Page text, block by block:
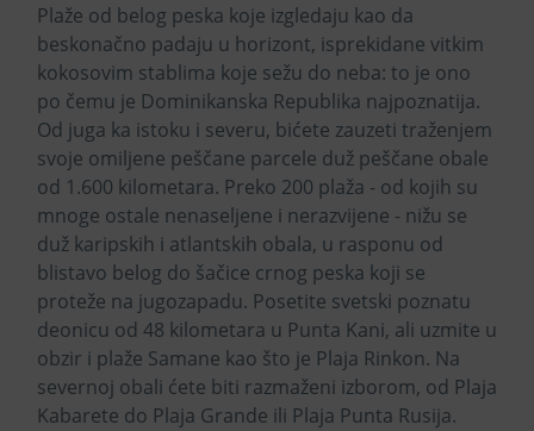
Plaže od belog peska koje izgledaju kao da
beskonačno padaju u horizont, isprekidane vitkim
kokosovim stablima koje sežu do neba: to je ono
po čemu je Dominikanska Republika najpoznatija.
Od juga ka istoku i severu, bićete zauzeti traženjem
svoje omiljene peščane parcele duž peščane obale
od 1.600 kilometara. Preko 200 plaža - od kojih su
mnoge ostale nenaseljene i nerazvijene - nižu se
duž karipskih i atlantskih obala, u rasponu od
blistavo belog do šačice crnog peska koji se
proteže na jugozapadu. Posetite svetski poznatu
deonicu od 48 kilometara u Punta Kani, ali uzmite u
obzir i plaže Samane kao što je Plaja Rinkon. Na
severnoj obali ćete biti razmaženi izborom, od Plaja
Kabarete do Plaja Grande ili Plaja Punta Rusija.